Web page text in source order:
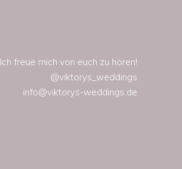
Ich freue mich von euch zu hören!
@viktorys_weddings
info@viktorys-weddings.de